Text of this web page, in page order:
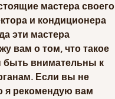
мастера своего
и кондиционера
эти мастера
вам о том, что такое
быть внимательны к
Если вы не
я рекомендую вам